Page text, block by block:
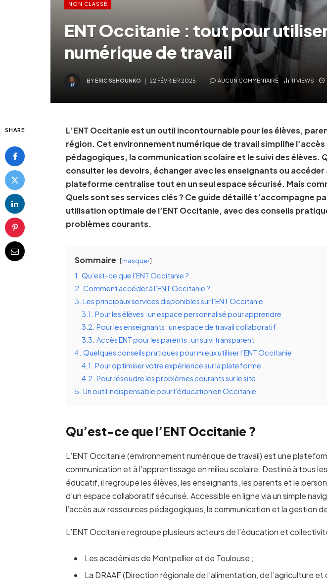
NON CLASSÉ
ENT Occitanie : tout pour
numérique de travail
BYERIC SEHOUNKO 22 FÉVRIER 2025 AUCUN COMMENTAIRE 11VIEWS
SHARE
L’ENT Occitanie est un outil incontournable pour les élèves,
région. Cet environnement numérique de travail simplifie
pédagogiques, la communication scolaire et le suivi des élèves.
consulter les devoirs, échanger avec les enseignants ou
plateforme centralise tout en un seul espace sécurisé. Mais
Quels sont ses services clés ? Ce guide détaillé t’accompagne
utilisation optimale de l’ENT Occitanie, avec des conseils
problèmes courants.
Sommaire masquer
1. Qu’est-ce que l’ENT Occitanie ?
2. Comment accéder à l’ENT Occitanie ?
3. Les principaux services disponibles sur l’ENT Occitanie
3.1. Pour les élèves : un espace personnalisé pour apprendre
3.2. Pour les enseignants : un espace de travail collaboratif
3.3. Accès ENT pour les parents : un suivi transparent
4. Quelques conseils pratiques pour mieux utiliser l’ENT Occitanie
4.1. Pour optimiser votre expérience sur la plateforme
4.2. Pour résoudre les problèmes courants sur le site
5. Un outil indispensable pour l’éducation en Occitanie
Qu’est-ce que l’ENT Occitanie ?
L’ENT Occitanie (environnement numérique de travail) est une
communication et à l’apprentissage en milieu scolaire. Destiné à tous
éducatif, il regroupe les élèves, les enseignants, les parents et le
d’un espace collaboratif sécurisé. Accessible en ligne via un simple
l’accès aux ressources pédagogiques, la communication et la gestion
L’ENT Occitanie regroupe plusieurs acteurs de l’éducation et
Les académies de Montpellier et de Toulouse ;
La DRAAF (Direction régionale de l’alimentation, de l’agriculture et